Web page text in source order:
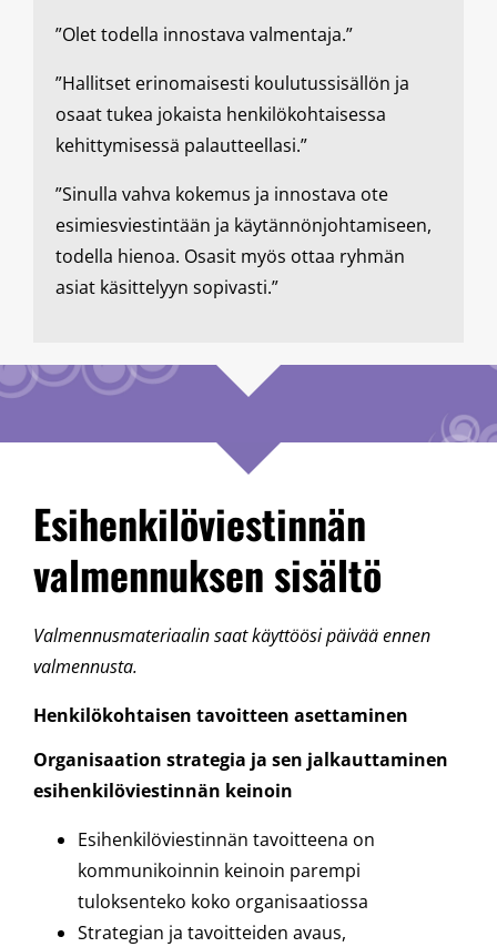
”Olet todella innostava valmentaja.”
”Hallitset erinomaisesti koulutussisällön ja
osaat tukea jokaista henkilökohtaisessa
kehittymisessä palautteellasi.”
”Sinulla vahva kokemus ja innostava ote
esimiesviestintään ja käytännönjohtamiseen,
todella hienoa. Osasit myös ottaa ryhmän
asiat käsittelyyn sopivasti.”
Esihenkilöviestinnän
valmennuksen sisältö
Valmennusmateriaalin saat käyttöösi päivää ennen
valmennusta.
Henkilökohtaisen tavoitteen asettaminen
Organisaation strategia ja sen jalkauttaminen
esihenkilöviestinnän keinoin
Esihenkilöviestinnän tavoitteena on
kommunikoinnin keinoin parempi
tuloksenteko koko organisaatiossa
Strategian ja tavoitteiden avaus,